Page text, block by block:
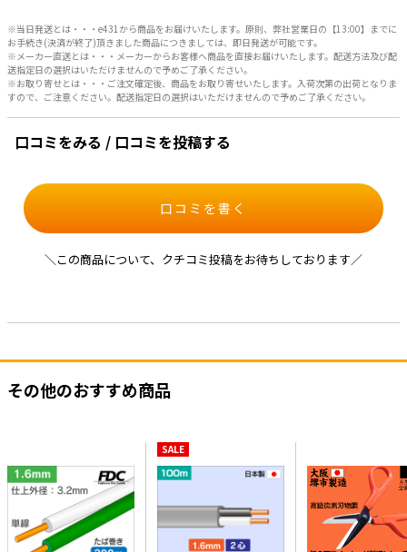
※当日発送とは・・・e431から商品をお届けいたします。原則、弊社営業日の【13:00】までに
お手続き(決済が終了)頂きました商品につきましては、即日発送が可能です。
※メーカー直送とは・・・メーカーからお客様へ商品を直接お届けいたします。配送方法及び配
送指定日の選択はいただけませんので予めご了承ください。
※お取り寄せとは・・・ご注文確定後、商品をお取り寄せいたします。入荷次第の出荷となりま
すので、ご注意ください。配送指定日の選択はいただけませんので予めご了承ください。
口コミをみる / 口コミを投稿する
口コミを書く
＼この商品について、クチコミ投稿をお待ちしております／
その他のおすすめ商品
SALE